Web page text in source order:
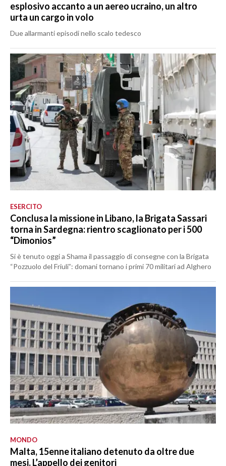
esplosivo accanto a un aereo ucraino, un altro
urta un cargo in volo
Due allarmanti episodi nello scalo tedesco
ESERCITO
Conclusa la missione in Libano, la Brigata Sassari
torna in Sardegna: rientro scaglionato per i 500
“Dimonios”
Si è tenuto oggi a Shama il passaggio di consegne con la Brigata
“Pozzuolo del Friuli”: domani tornano i primi 70 militari ad Alghero
MONDO
Malta, 15enne italiano detenuto da oltre due
mesi. L’appello dei genitori